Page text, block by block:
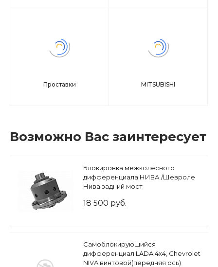
Проставки MITSUBISHI
Возможно Вас заинтересует
Блокировка межколёcного
дифференциала НИВА /Шевроле
Нива задний мост
18 500 руб.
Самоблокирующийся
дифференциал LADA 4x4, Chevrolet
NIVA винтовой(передняя ось)